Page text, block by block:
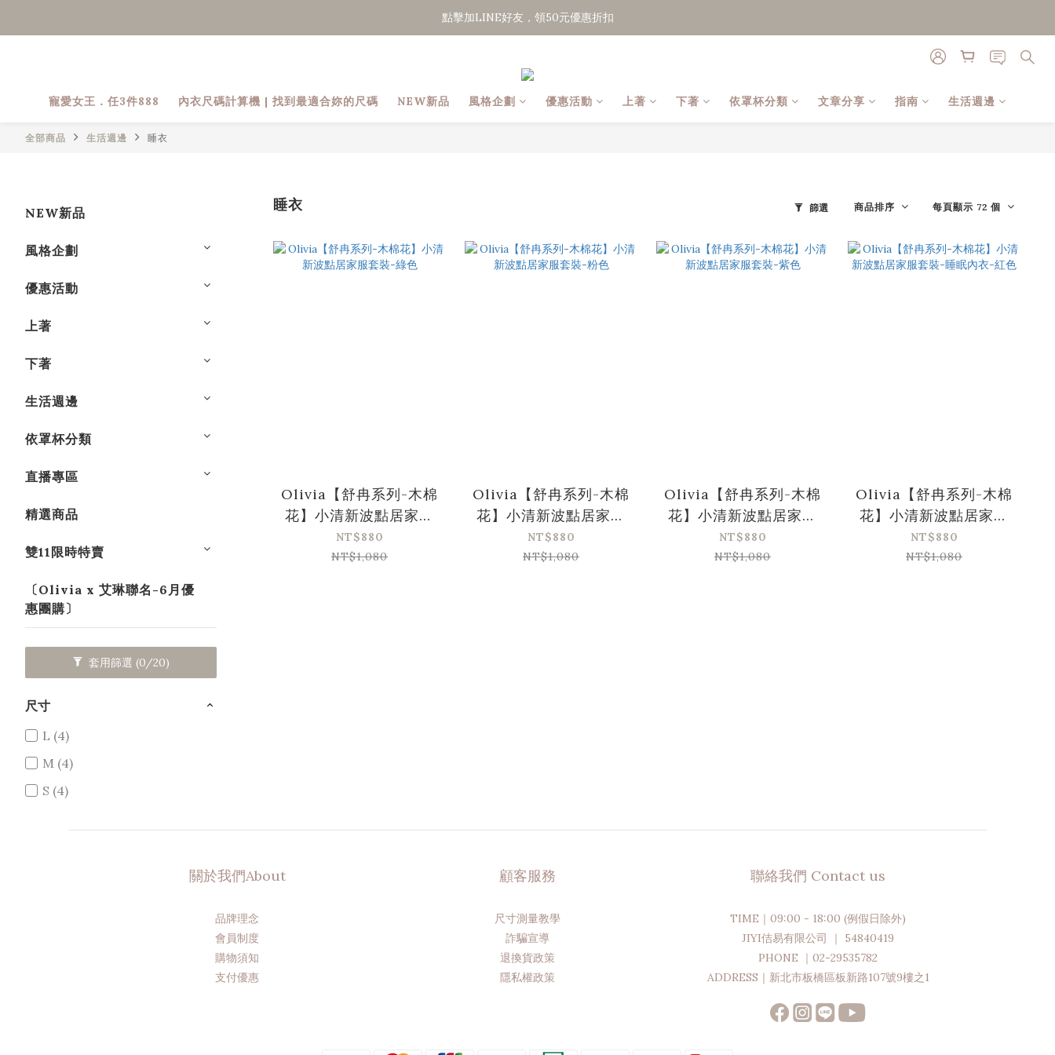
點擊加LINE好友，領50元優惠折扣
點擊加LINE好友，領50元優惠折扣
寵愛女王．任3件888
內衣尺碼計算機 | 找到最適合妳的尺碼 NEW新品 風格企劃 優惠活動 上著 下著 依罩杯分類 文章分享 指南 生活週邊
全部商品 生活週邊 睡衣
NEW新品
風格企劃
優惠活動
上著
下著
生活週邊
依罩杯分類
直播專區
精選商品
雙11限時特賣
〔Olivia x 艾琳聯名-6月優
惠團購〕
套用篩選 (0/20)
尺寸
L (4)
M (4)
S (4)
睡衣 篩選 商品排序 每頁顯示 72 個
Olivia【舒冉系列-木棉
花】小清新波點居家服
套裝-綠色
NT$880
NT$1,080
Olivia【舒冉系列-木棉
花】小清新波點居家服
套裝-粉色
NT$880
NT$1,080
Olivia【舒冉系列-木棉
花】小清新波點居家服
套裝-紫色
NT$880
NT$1,080
Olivia【舒冉系列-木棉
花】小清新波點居家服
套裝-睡眠內衣-紅色
NT$880
NT$1,080
關於我們About
品牌理念
會員制度
購物須知
支付優惠
顧客服務
尺寸測量教學
詐騙宣導
退換貨政策
隱私權政策
聯絡我們 Contact us
TIME｜09:00 - 18:00 (例假日除外)
JIYI佶易有限公司 ｜ 54840419
PHONE ｜02-29535782
ADDRESS｜新北市板橋區板新路107號9樓之1